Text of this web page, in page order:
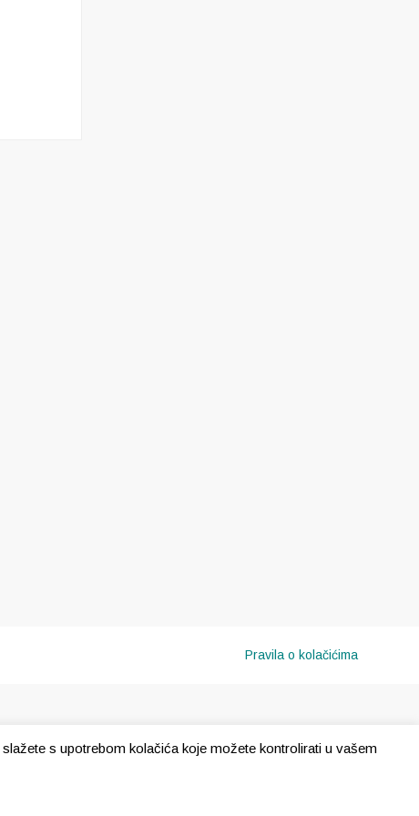
Pravila o kolačićima
s upotrebom kolačića koje možete kontrolirati u vašem